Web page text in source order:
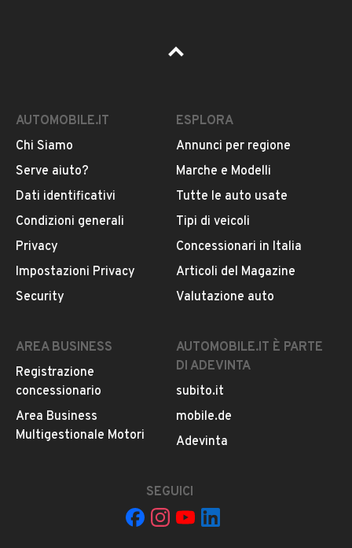
Pubblicità
DESCRIZIONE
Vendo Bellissima FORD EcoSport 1.5 TDCi
Auto in ottime condizioni
Interni come nuovi
Per qualsiasi informazione non esitate a contattarmi
Possibilità di fare il finanziamento
Prezzo trattabile
CONSUMI
AUTOMOBILE.IT
Chi Siamo
Serve aiuto?
Dati identificativi
Condizioni generali
Privacy
Impostazioni Privacy
Security
ESPLORA
Annunci per regione
Marche e Modelli
Tutte le auto usate
Tipi di veicoli
Concessionari in Italia
Articoli del Magazine
Valutazione auto
AREA BUSINESS
Registrazione
concessionario
Area Business
Multigestionale Motori
AUTOMOBILE.IT È PARTE
DI ADEVINTA
subito.it
mobile.de
Adevinta
SEGUICI